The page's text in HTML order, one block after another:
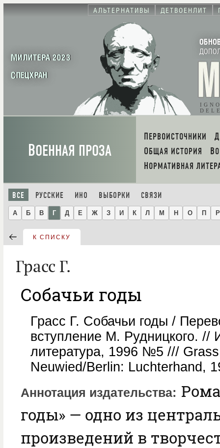
АЛЬТЕРНАТИВЫ ДЕТВОЕНЛИТ
МИЛИТЕРА 2023
СПЕЦХРАН
ВОЕННАЯ ПРОЗА
ПЕРВОИСТОЧНИКИ
ОБЩАЯ ИСТОРИЯ
НОРМАТИВНАЯ
ВСЕ РУССКИЕ ИНО ВЫБОРКИ СВЯЗИ
А Б В Г Д Е Ж З И К Л М Н О П Р
К СПИСКУ
Грасс Г.
Собачьи годы
Грасс Г. Собачьи годы /
вступление М. Рудницкого. //
литература, 1996 №5 ///
Neuwied/Berlin: Luchterhand,
Аннотация издательства
годы» — одно из
произведений в